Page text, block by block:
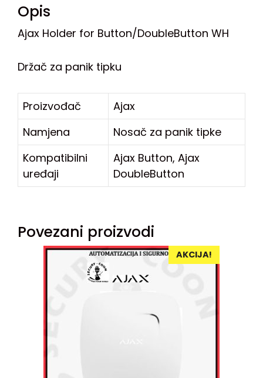
Opis
Ajax Holder for Button/DoubleButton WH
Držač za panik tipku
Proizvođač
Ajax
Namjena
Nosač za panik tipke
Kompatibilni
uređaji
Ajax Button, Ajax
DoubleButton
Povezani proizvodi
AKCIJA!